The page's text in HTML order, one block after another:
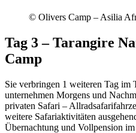
© Olivers Camp – Asilia
Tag 3 – Tarangire
Camp
Sie verbringen 1 weiteren Tag im
unternehmen Morgens und
privaten Safari –
weitere Safariaktivitäten
Übernachtung und Vollpension